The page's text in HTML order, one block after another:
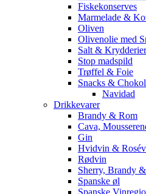
Fiskekonserves
Marmelade &
Oliven
Olivenolie med
Salt & Krydderier
Stop madspild
Trøffel & Foie
Snacks &
Navidad
Drikkevarer
Brandy & Rom
Cava,
Gin
Hvidvin &
Rødvin
Sherry, Brandy
Spanske øl
Spanske